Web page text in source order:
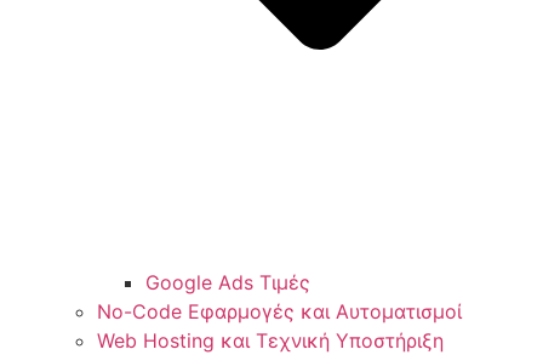
Google Ads Τιμές
No-Code Εφαρμογές και Αυτοματισμοί
Web Hosting και Τεχνική Υποστήριξη